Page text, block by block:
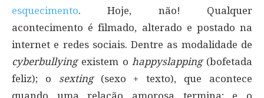
esquecimento. Hoje, não! Qualquer
acontecimento é filmado, alterado e postado na
internet e redes sociais. Dentre as modalidade de
cyberbullyingexistem o happyslapping(bofetada
feliz); o sexting(sexo + texto), que acontece
quando uma relação amorosa termina; e o